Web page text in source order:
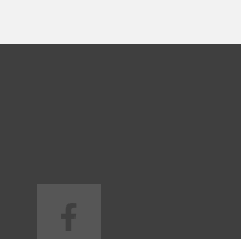
sich die